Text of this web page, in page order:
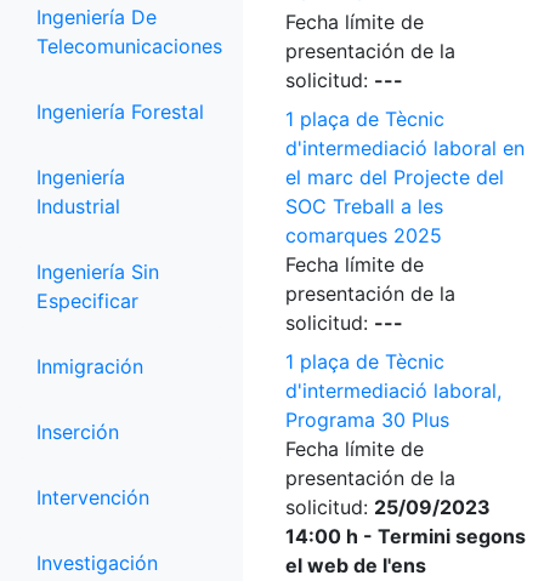
Ingeniería De
Telecomunicaciones
Ingeniería Forestal
Ingeniería
Industrial
Ingeniería Sin
Especificar
Inmigración
Inserción
Intervención
Investigación
Fecha límite de
presentación de la
solicitud: ---
1 plaça de Tècnic
d'intermediació laboral en
el marc del Projecte del
SOC Treball a les
comarques 2025
Fecha límite de
presentación de la
solicitud: ---
1 plaça de Tècnic
d'intermediació laboral,
Programa 30 Plus
Fecha límite de
presentación de la
solicitud: 25/09/2023
14:00 h - Termini segons
el web de l'ens